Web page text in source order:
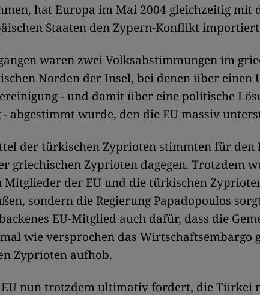
hat Europa im Mai 2004 gleichzeitig mit
Staaten den Zypern-Konflikt
waren zwei Volksabstimmungen im
Norden der Insel, bei denen über einen
- und damit über eine politische
- abgestimmt wurde, den die EU massiv
der türkischen Zyprioten stimmten für den
griechischen Zyprioten dagegen. Trotzdem
Mitglieder der EU und die türkischen
sondern die Regierung Papadopoulos
EU-Mitglied auch dafür, dass die
wie versprochen das Wirtschaftsembargo
Zyprioten aufhob.
EU nun trotzdem ultimativ fordert, die Türkei